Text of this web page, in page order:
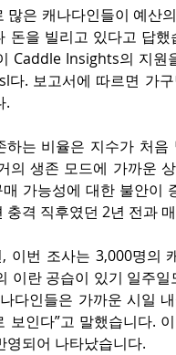
많은 캐나다인들이 예산
돈을 빌리고 있다고 답
Caddle Insights의 지원
다. 보고서에 따르면 가
.
하는 비율은 지수가 처
의 생존 모드에 가까운
가능성에 대한 불안이
충격 직후였던 2년 전과
이번 조사는 3,000명의
이란 공습이 있기 일주
다인들은 가까운 시일
보인다”고 말했습니다.
영되어 나타났습니다.